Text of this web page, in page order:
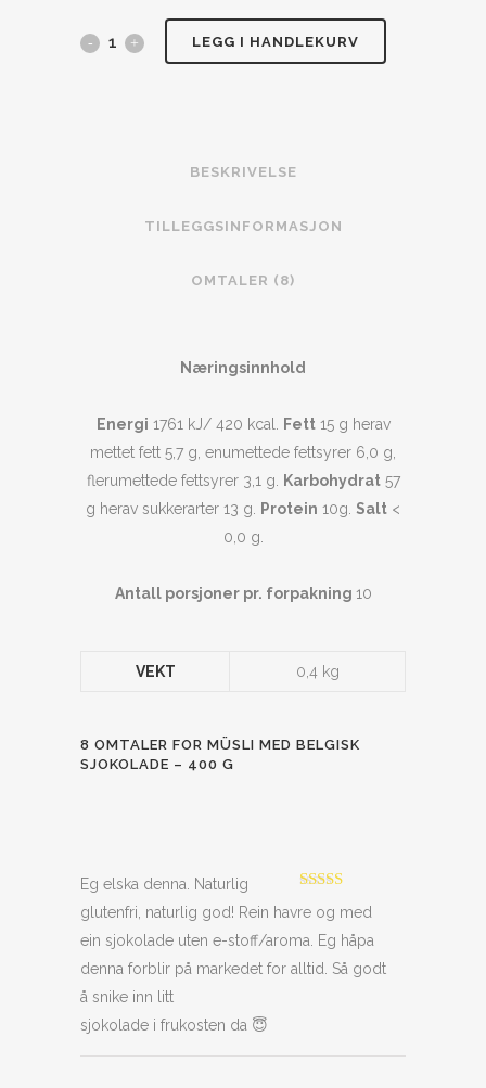
LEGG I HANDLEKURV
BESKRIVELSE
TILLEGGSINFORMASJON
OMTALER (8)
Næringsinnhold
Energi 1761 kJ/ 420 kcal. Fett15 g herav
mettet fett 5,7 g, enumettede fettsyrer 6,0 g,
flerumettede fettsyrer 3,1 g.
Karbohydrat57
g herav sukkerarter 13 g.
Protein 10g. Salt <
0,0 g.
Antall porsjoner pr. forpakning 10
VEKT 0,4 kg
8 OMTALER FOR MÜSLI MED BELGISK
SJOKOLADE – 400 G
av
5
Eg elska denna. Naturlig
glutenfri, naturlig god! Rein havre og med
ein sjokolade uten e-stoff/aroma. Eg håpa
denna forblir på markedet for alltid. Så godt
å snike inn litt
sjokolade i frukosten da 😇